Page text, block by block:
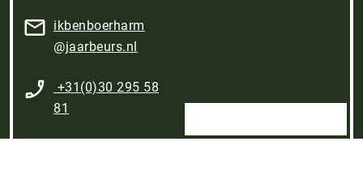
ikbenboerharm​
@jaarbeurs.nl
+31(0)30 295 58
81